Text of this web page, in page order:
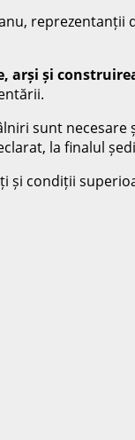
arși și
sunt necesare
la finalul
și condiții